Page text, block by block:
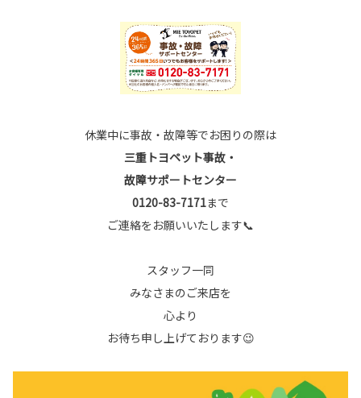
休業中に事故・故障等でお困りの際は
三重トヨペット事故・
故障サポートセンター
0120-83-7171まで
ご連絡をお願いいたします📞
スタッフ一同
みなさまのご来店を
心より
お待ち申し上げております😉